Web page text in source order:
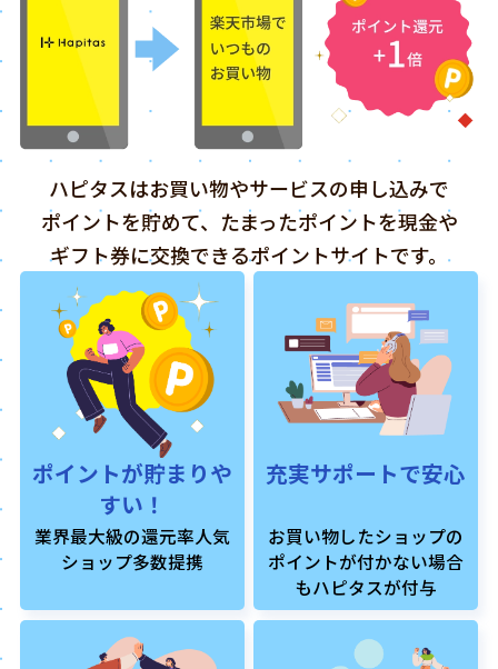
ハピタスはお買い物やサービスの申し込みで
ポイントを貯めて、たまったポイントを現金や
ギフト券に交換できるポイントサイトです。
ポイントが貯まりや
すい！
業界最大級の還元率人気
ショップ多数提携
充実サポートで安心
お買い物したショップの
ポイントが付かない場合
もハピタスが付与